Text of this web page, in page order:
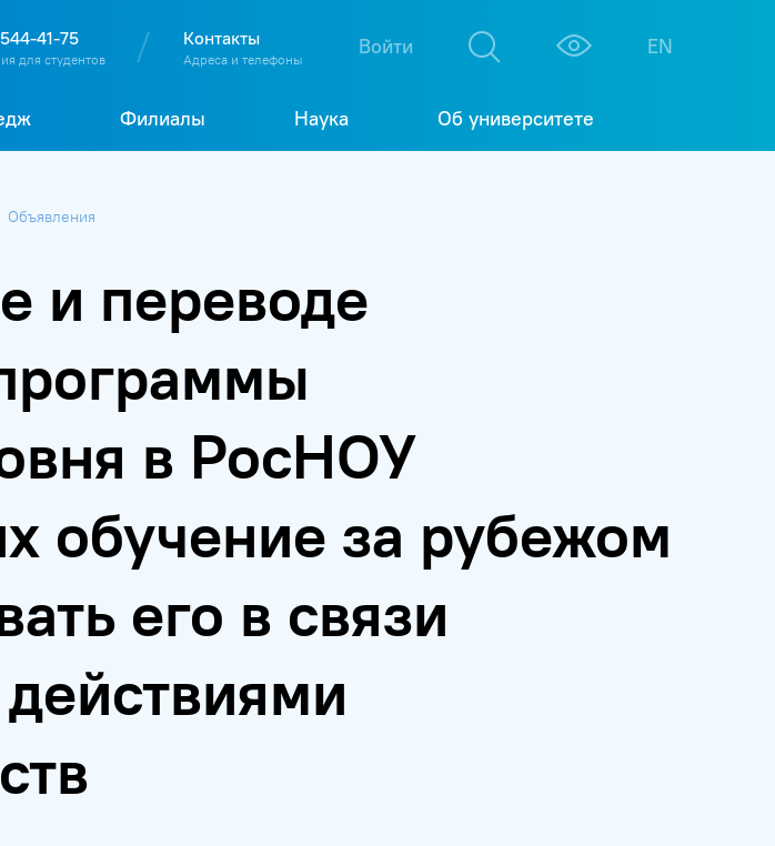
О Т
41-75
для студентов
Контакты
Адреса и телефоны
Войти EN
Филиалы Наука Об университете
Объявления
и переводе
в РосНОУ
обучение за рубежом
его в связи